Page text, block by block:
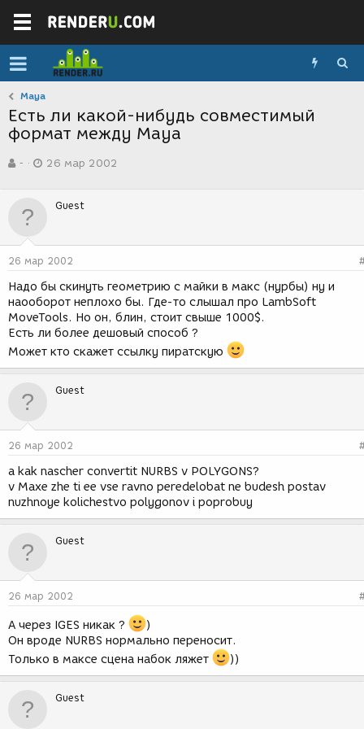
Maya
Есть ли какой-нибудь совместимый
формат между Maya
в
р
м
-
а
д
н
и
я
26 мар 2002
Guest
26 мар 2002
Надо бы скинуть геометрию с майки в макс (нурбы) ну и
наооборот неплохо бы. Где-то слышал про LambSoft
MoveTools. Но он, блин, стоит свыше 1000$.
Есть ли более дешовый способ ?
Может кто скажет ссылку пиратскую
Guest
26 мар 2002
a kak nascher convertit NURBS v POLYGONS?
v Maxe zhe ti ee vse ravno peredelobat ne budesh postav
nuzhnoye kolichestvo polygonov i poprobuy
Guest
26 мар 2002
А через IGES никак ?
)
Он вроде NURBS нормально переносит.
Только в максе сцена набок ляжет
))
Guest